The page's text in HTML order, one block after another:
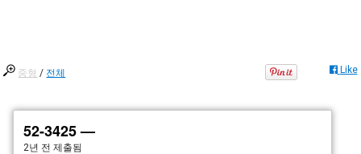
중형 / 전체 Like
52-3425 —
2년 전 제출됨